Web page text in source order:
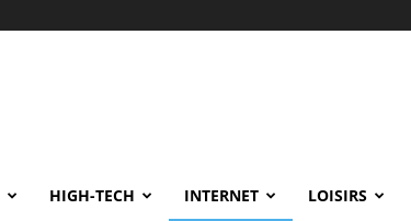
HIGH-TECH INTERNET LOISIRS